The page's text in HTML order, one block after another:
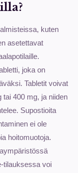
kuten
asetettavat
joka on
Tabletit voivat
tai 400 mg, ja niiden
Supostioita
ei ole
hoitomuotoja.
tilauksessa voi